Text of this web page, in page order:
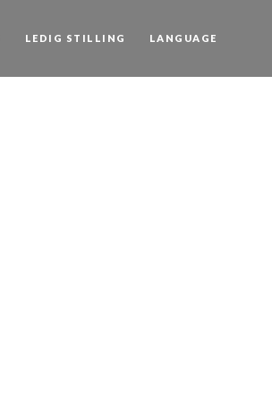
LEDIG STILLING LANGUAGE